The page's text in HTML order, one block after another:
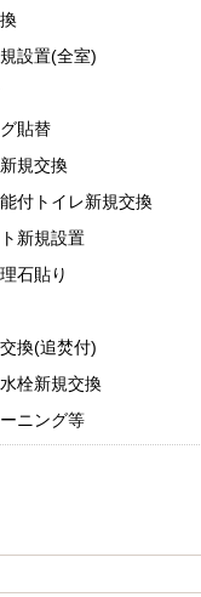
設置(全室)
貼替
規交換
付トイレ新規交換
新規設置
石貼り
換(追焚付)
栓新規交換
ニング等